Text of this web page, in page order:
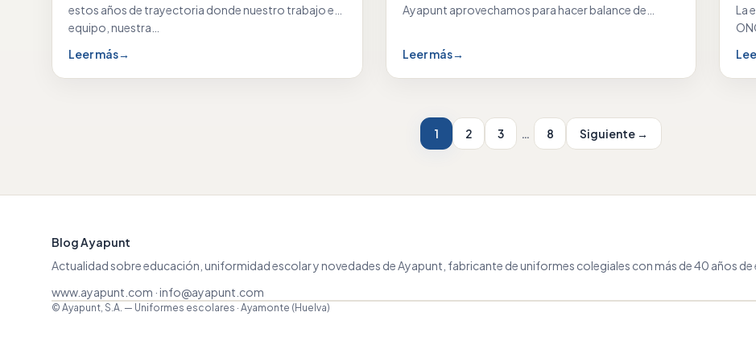
estos años de trayectoria donde nuestro trabajo en
equipo, nuestra…
Leer más→
Ayapunt aprovechamos para hacer balance de…
Leer más→
La
1 2 3 8 Siguiente →
Blog Ayapunt
Actualidad sobre educación, uniformidad escolar y novedades de Ayapunt, fabricante de uniformes colegiales con más de 40 años de
www.ayapunt.com ·info@ayapunt.com
© Ayapunt, S.A. — Uniformes escolares · Ayamonte (Huelva)